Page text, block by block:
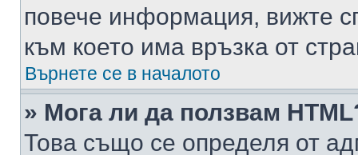
повече информация, вижте
към което има връзка от
Върнете се в началото
» Мога ли да ползвам
Това също се определя от